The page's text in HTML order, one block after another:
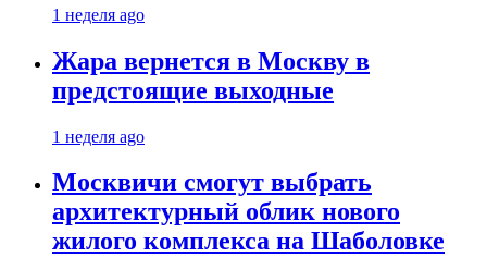
1 неделя ago
Жара вернется в Москву в
предстоящие выходные
1 неделя ago
Москвичи смогут выбрать
архитектурный облик нового
жилого комплекса на Шаболовке